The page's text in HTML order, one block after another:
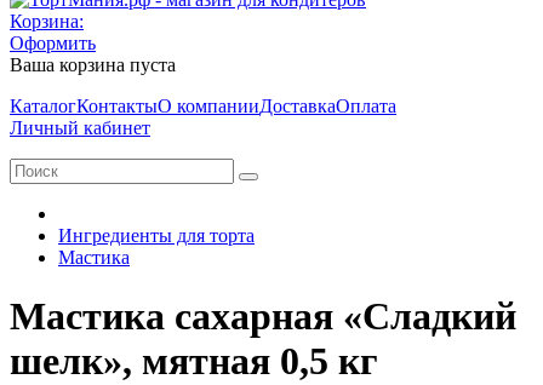
Корзина:
Оформить
Ваша корзина пуста
КаталогКонтактыО компанииДоставкаОплата
Личный кабинет
Ингредиенты для торта
Мастика
Мастика сахарная «Сладкий
шелк», мятная 0,5 кг